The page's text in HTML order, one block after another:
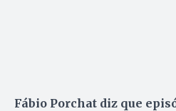
Fábio Porchat diz que